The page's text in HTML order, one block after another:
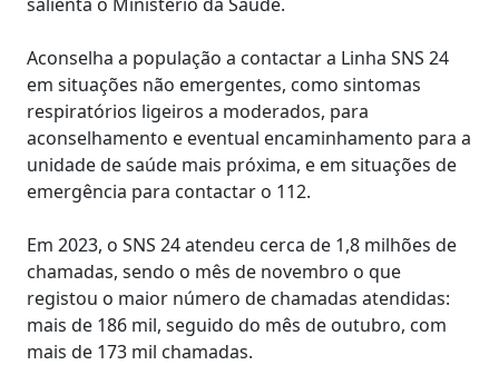
Aconselha a população a contactar a Linha SNS 24
em situações não emergentes, como sintomas
respiratórios ligeiros a moderados, para
aconselhamento e eventual encaminhamento para a
unidade de saúde mais próxima, e em situações de
emergência para contactar o 112.
Em 2023, o SNS 24 atendeu cerca de 1,8 milhões de
chamadas, sendo o mês de novembro o que
registou o maior número de chamadas atendidas:
mais de 186 mil, seguido do mês de outubro, com
mais de 173 mil chamadas.